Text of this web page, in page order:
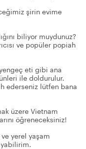
şirin evime
biliyor muydunuz?
ve popüler popiah
eti gibi ana
ile doldurulur.
ederseniz lütfen bana
üzere Vietnam
öğreneceksiniz!
ve yerel yaşam